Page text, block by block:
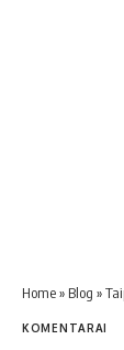
Home» Blog »
KOMENTARAI